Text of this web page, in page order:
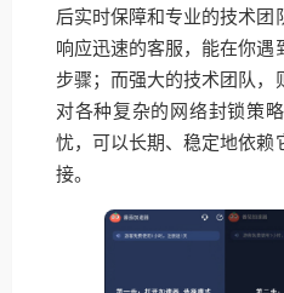
后实时保障和专业的技术团
响应迅速的客服，能在你遇
步骤；而强大的技术团队，
对各种复杂的网络封锁策
忧，可以长期、稳定地依赖
接。